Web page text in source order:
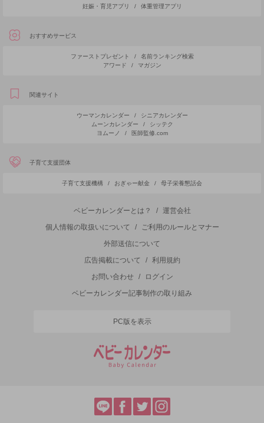
妊娠・育児アプリ / 体重管理アプリ
おすすめサービス
ファーストプレゼント /
名前ランキング検索
アワード
/ マガジン
関連サイト
ウーマンカレンダー /
シニアカレンダー
ムーンカレンダー
/
シッテク
ヨムーノ
/ 医師監修.com
子育て支援団体
子育て支援機構 / おぎゃー献金 / 母子栄養懇話会
ベビーカレンダーとは？ /
運営会社
個人情報の取扱いについて
/
ご利用のルールとマナー
外部送信について
広告掲載について
/
利用規約
お問い合わせ
/
ログイン
ベビーカレンダー記事制作の取り組み
PC版を表示